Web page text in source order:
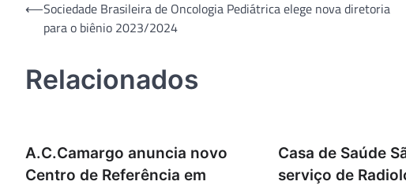
Navegação
⟵Sociedade Brasileira de Oncologia Pediátrica elege nova diretoria
para o biênio 2023/2024
Relacionados
A.C.Camargo anuncia novo
Centro de Referência em
Casa de Saúde
serviço de